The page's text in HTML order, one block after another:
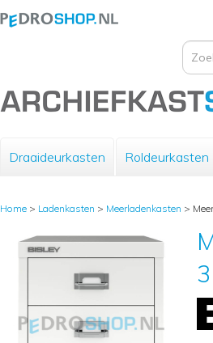
Draaideurkasten Roldeurkasten
Home > Ladenkasten > Meerladenkasten >